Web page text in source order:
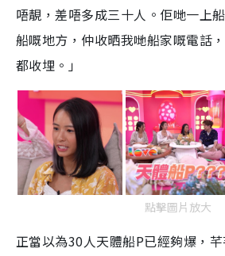
唔靚，差唔多成三十人。佢哋一上
船嘅地方，仲收晒我哋船家嘅電話
都收埋。」
點擊圖片放大
正當以為30人天體船P已經夠爆，